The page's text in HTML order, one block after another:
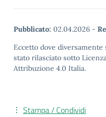
Pubblicato: 02.04.2026 -
Eccetto dove
stato rilasciato sotto
Attribuzione 4.0 Italia.
Stampa / Condividi